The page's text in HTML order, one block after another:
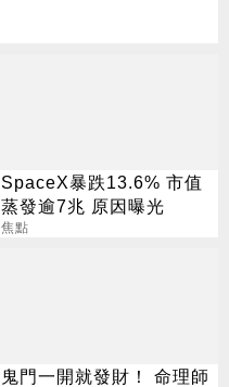
SpaceX暴跌13.6% 市值
蒸發逾7兆 原因曝光
焦點
鬼門一開就發財！ 命理師